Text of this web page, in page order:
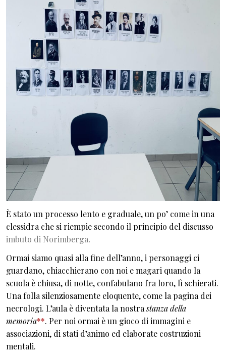
È stato un processo lento e graduale, un po’ come in una
clessidra che si riempie secondo il principio del discusso
imbuto di Norimberga.
Ormai siamo quasi alla fine dell’anno, i personaggi ci
guardano, chiacchierano con noi e magari quando la
scuola è chiusa, di notte, confabulano fra loro, lì schierati.
Una folla silenziosamente eloquente, come la pagina dei
necrologi. L’aula è diventata la nostrastanza della
memoria**. Per noi ormai è un gioco di immagini e
associazioni, di stati d’animo ed elaborate costruzioni
mentali.